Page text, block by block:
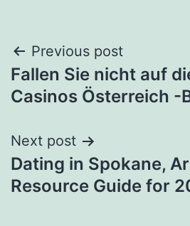
Post
navigation
Previous post
Fallen Sie nicht auf
Casinos Österreich -
Next post
Dating in Spokane,
Resource Guide for